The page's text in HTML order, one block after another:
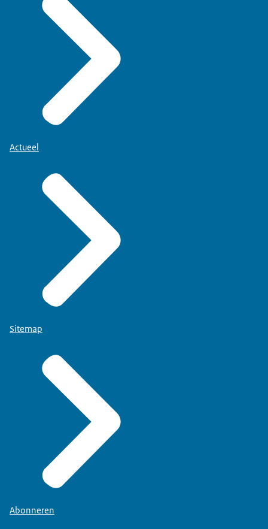
Actueel
Sitemap
Abonneren